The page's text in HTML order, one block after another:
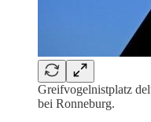
Greifvogelnistplatz
bei Ronneburg.